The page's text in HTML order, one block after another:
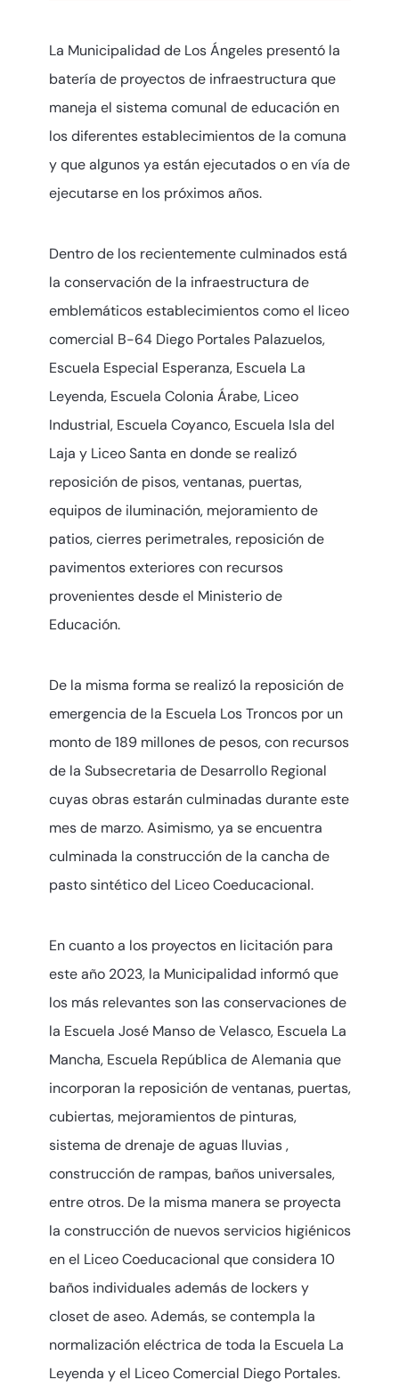
La Municipalidad de Los Ángeles presentó la
batería de proyectos de infraestructura que
maneja el sistema comunal de educación en
los diferentes establecimientos de la comuna
y que algunos ya están ejecutados o en vía de
ejecutarse en los próximos años.
Dentro de los recientemente culminados está
la conservación de la infraestructura de
emblemáticos establecimientos como el liceo
comercial B-64 Diego Portales Palazuelos,
Escuela Especial Esperanza, Escuela La
Leyenda, Escuela Colonia Árabe, Liceo
Industrial, Escuela Coyanco, Escuela Isla del
Laja y Liceo Santa en donde se realizó
reposición de pisos, ventanas, puertas,
equipos de iluminación, mejoramiento de
patios, cierres perimetrales, reposición de
pavimentos exteriores con recursos
provenientes desde el Ministerio de
Educación.
De la misma forma se realizó la reposición de
emergencia de la Escuela Los Troncos por un
monto de 189 millones de pesos, con recursos
de la Subsecretaria de Desarrollo Regional
cuyas obras estarán culminadas durante este
mes de marzo. Asimismo, ya se encuentra
culminada la construcción de la cancha de
pasto sintético del Liceo Coeducacional.
En cuanto a los proyectos en licitación para
este año 2023, la Municipalidad informó que
los más relevantes son las conservaciones de
la Escuela José Manso de Velasco, Escuela La
Mancha, Escuela República de Alemania que
incorporan la reposición de ventanas, puertas,
cubiertas, mejoramientos de pinturas,
sistema de drenaje de aguas lluvias ,
construcción de rampas, baños universales,
entre otros. De la misma manera se proyecta
la construcción de nuevos servicios higiénicos
en el Liceo Coeducacional que considera 10
baños individuales además de lockers y
closet de aseo. Además, se contempla la
normalización eléctrica de toda la Escuela La
Leyenda y el Liceo Comercial Diego Portales.